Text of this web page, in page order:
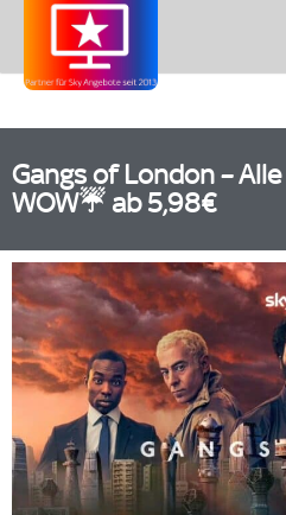
Gangs of London –
WOW☔ ab 5,98€